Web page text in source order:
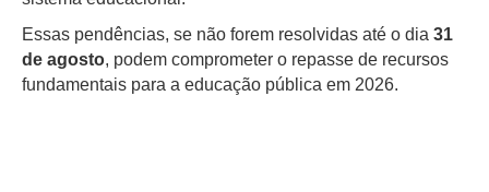
Essas pendências, se não forem resolvidas até o dia 31
de agosto, podem comprometer o repasse de recursos
fundamentais para a educação pública em 2026.